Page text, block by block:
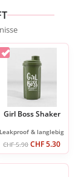
Girl Boss Shaker
Leakproof & langlebig
CHF5.90 CHF5.30